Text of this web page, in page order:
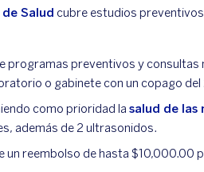
Salud cubre estudios
programas preventivos y consultas
o gabinete con un copago
como prioridad la salud de las
además de 2 ultrasonidos.
un reembolso de hasta $10,000.00